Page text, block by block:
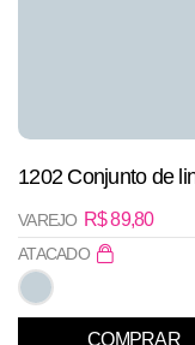
1202 Conjunto de
R$89,80
VAREJO
ATACADO
COMPRAR